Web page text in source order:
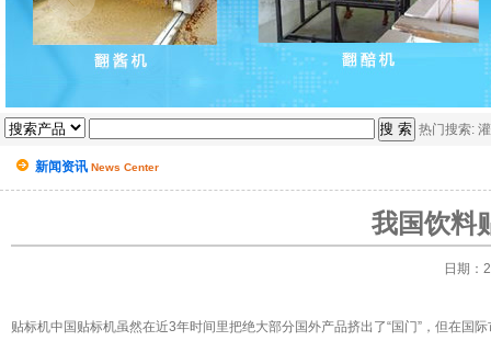
热门搜索:
新闻资讯 News Center
我国饮料
日期：
贴标机中国贴标机虽然在近3年时间里把绝大部分国外产品挤出了“国门”，但在国